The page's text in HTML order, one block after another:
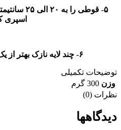
۵- قوطی را
اسپری
۶- چند لایه نازک بهتر از یک لایه کلفت می باشد.
توضیحات تکمیلی
وزن 300 گرم
نظرات (0)
دیدگاهها